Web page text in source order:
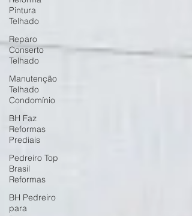
Pintura
Telhado
Reparo
Conserto
Telhado
Manutenção
Telhado
Condomínio
BH Faz
Reformas
Prediais
Pedreiro Top
Brasil
Reformas
BH Pedreiro
para